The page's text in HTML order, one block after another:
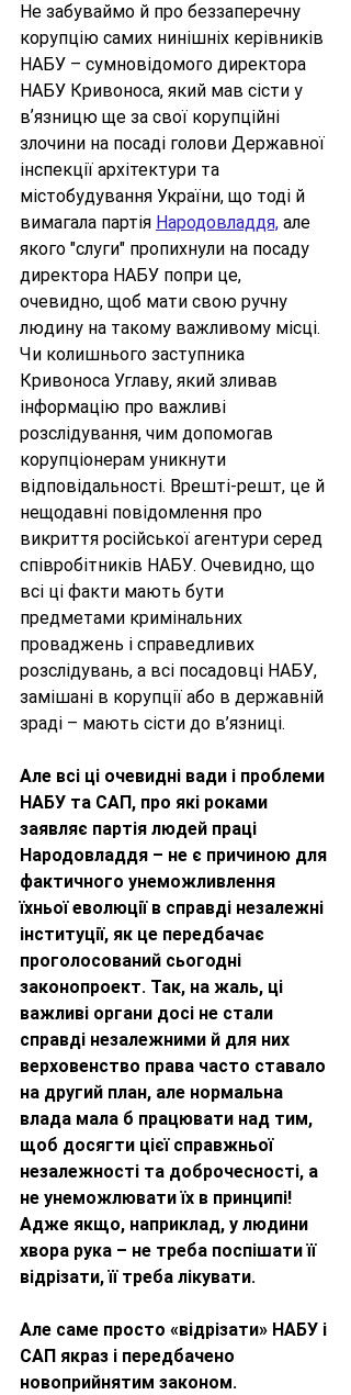
Не забуваймо й про беззаперечну
корупцію самих нинішніх керівників
НАБУ – сумновідомого директора
НАБУ Кривоноса, який мав сісти у
вʼязницю ще за свої корупційні
злочини на посаді голови Державної
інспекції архітектури та
містобудування України, що тоді й
вимагала партія Народовладдя, але
якого "слуги" пропихнули на посаду
директора НАБУ попри це,
очевидно, щоб мати свою ручну
людину на такому важливому місці.
Чи колишнього заступника
Кривоноса Углаву, який зливав
інформацію про важливі
розслідування, чим допомогав
корупціонерам уникнути
відповідальності. Врешті-решт, це й
нещодавні повідомлення про
викриття російської агентури серед
співробітників НАБУ. Очевидно, що
всі ці факти мають бути
предметами кримінальних
проваджень і справедливих
розслідувань, а всі посадовці НАБУ,
замішані в корупції або в державній
зраді – мають сісти до в’язниці.
Але всі ці очевидні вади і проблеми
НАБУ та САП, про які роками
заявляє партія людей праці
Народовладдя – не є причиною для
фактичного унеможливлення
їхньої еволюції в справді незалежні
інституції, як це передбачає
проголосований сьогодні
законопроект. Так, на жаль, ці
важливі органи досі не стали
справді незалежними й для них
верховенство права часто ставало
на другий план, але нормальна
влада мала б працювати над тим,
щоб досягти цієї справжньої
незалежності та доброчесності, а
не унеможлювати їх в принципі!
Адже якщо, наприклад, у людини
хвора рука – не треба поспішати її
відрізати, її треба лікувати.
Але саме просто «відрізати» НАБУ і
САП якраз і передбачено
новоприйнятим законом.